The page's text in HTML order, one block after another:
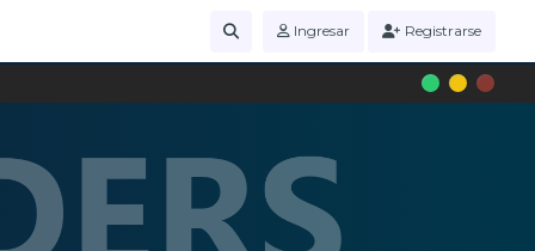
Ingresar Registrarse